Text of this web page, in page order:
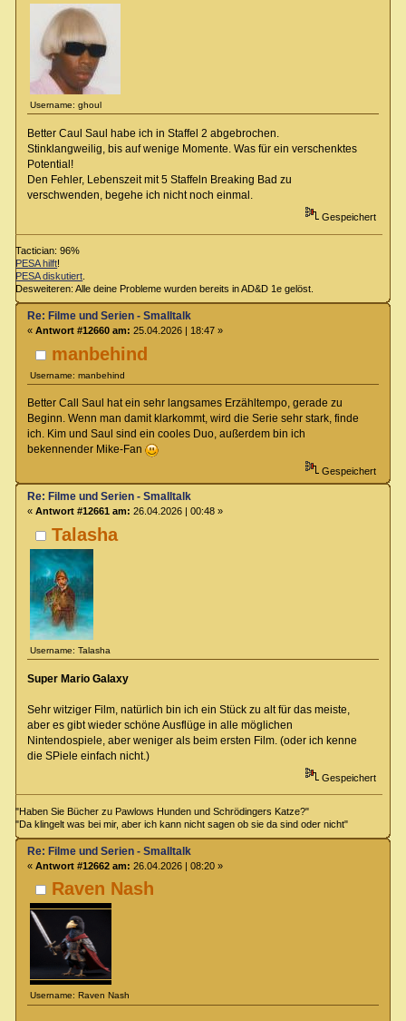
Username: ghoul
Better Caul Saul habe ich in Staffel 2 abgebrochen.
Stinklangweilig, bis auf wenige Momente. Was für ein verschenktes
Potential!
Den Fehler, Lebenszeit mit 5 Staffeln Breaking Bad zu
verschwenden, begehe ich nicht noch einmal.
Gespeichert
Tactician: 96%
PESA hilft!
PESA diskutiert
Desweiteren: Alle deine Probleme wurden bereits in AD&D 1e gelöst.
manbehind
Username: manbehind
Re: Filme und Serien - Smalltalk
« Antwort #12660 am: 25.04.2026 | 18:47 »
Better Call Saul hat ein sehr langsames Erzähltempo, gerade zu
Beginn. Wenn man damit klarkommt, wird die Serie sehr stark, finde
ich. Kim und Saul sind ein cooles Duo, außerdem bin ich
bekennender Mike-Fan
Gespeichert
Talasha
Username: Talasha
Re: Filme und Serien - Smalltalk
« Antwort #12661 am: 26.04.2026 | 00:48 »
Super Mario Galaxy
Sehr witziger Film, natürlich bin ich ein Stück zu alt für das meiste,
aber es gibt wieder schöne Ausflüge in alle möglichen
Nintendospiele, aber weniger als beim ersten Film. (oder ich kenne
die SPiele einfach nicht.)
Gespeichert
"Haben Sie Bücher zu Pawlows Hunden und Schrödingers Katze?"
"Da klingelt was bei mir, aber ich kann nicht sagen ob sie da sind oder nicht"
Raven Nash
Username: Raven Nash
Re: Filme und Serien - Smalltalk
« Antwort #12662 am: 26.04.2026 | 08:20 »